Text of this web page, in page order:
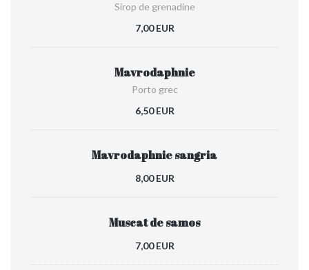
Sirop de grenadine
7,00 EUR
Mavrodaphnie
Porto grec
6,50 EUR
Mavrodaphnie sangria
8,00 EUR
Muscat de samos
7,00 EUR